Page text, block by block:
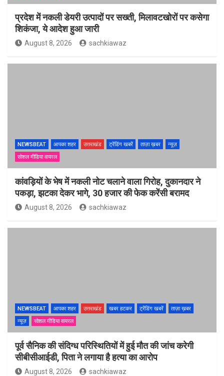
प्रदेश में नकली डेयरी उत्पादों पर सख्ती, मिलावटखोरों पर कसेगा
शिकंजा, ये आदेश हुआ जारी
August 8, 2026 sachkiawaz
NEWSBEAT आपका शहर उत्तराखंड ट्रेंडिंग खबरें ताज़ा ख़बर
न्यूज़
सोशल मीडिया वायरल
कांवड़ियों के भेष में नकली नोट चलाने वाला गिरोह, दुकानदार ने
पकड़ा, झटका देकर भागे, 30 हजार की फेक करेंसी बरामद
August 8, 2026 sachkiawaz
NEWSBEAT आपका शहर उत्तराखंड खबर हटकर ट्रेंडिंग खबरें
ताज़ा ख़बर
न्यूज़
सोशल मीडिया वायरल
पूर्व सैनिक की संदिग्ध परिस्थितियों में हुई मौत की जांच करेगी
सीबीसीआईडी, पिता ने लगाया है हत्या का आरोप
August 8, 2026 sachkiawaz